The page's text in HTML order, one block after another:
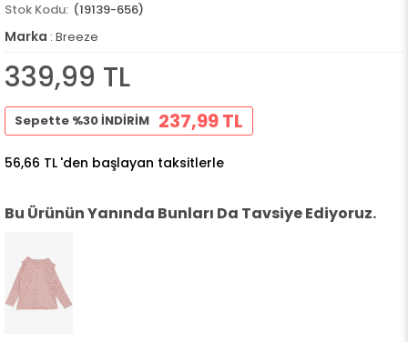
(19139-656)
Marka : Breeze
339,99 TL
Sepette %30 İNDİRİM 237,99 TL
56,66 TL 'den başlayan taksitlerle
Bu Ürünün Yanında Bunları Da Tavsiye Ediyoruz.